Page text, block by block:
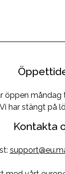
öppen
har stängt på
Kontakta